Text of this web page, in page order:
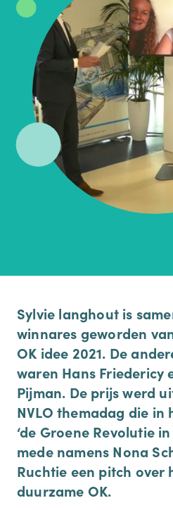
Sylvie langhout is
winnares geworden
OK idee 2021. De
waren Hans Friedericy
Pijman. De prijs werd
NVLO themadag die in
‘de Groene Revolutie
mede namens Nona
Ruchtie een pitch over
duurzame OK.